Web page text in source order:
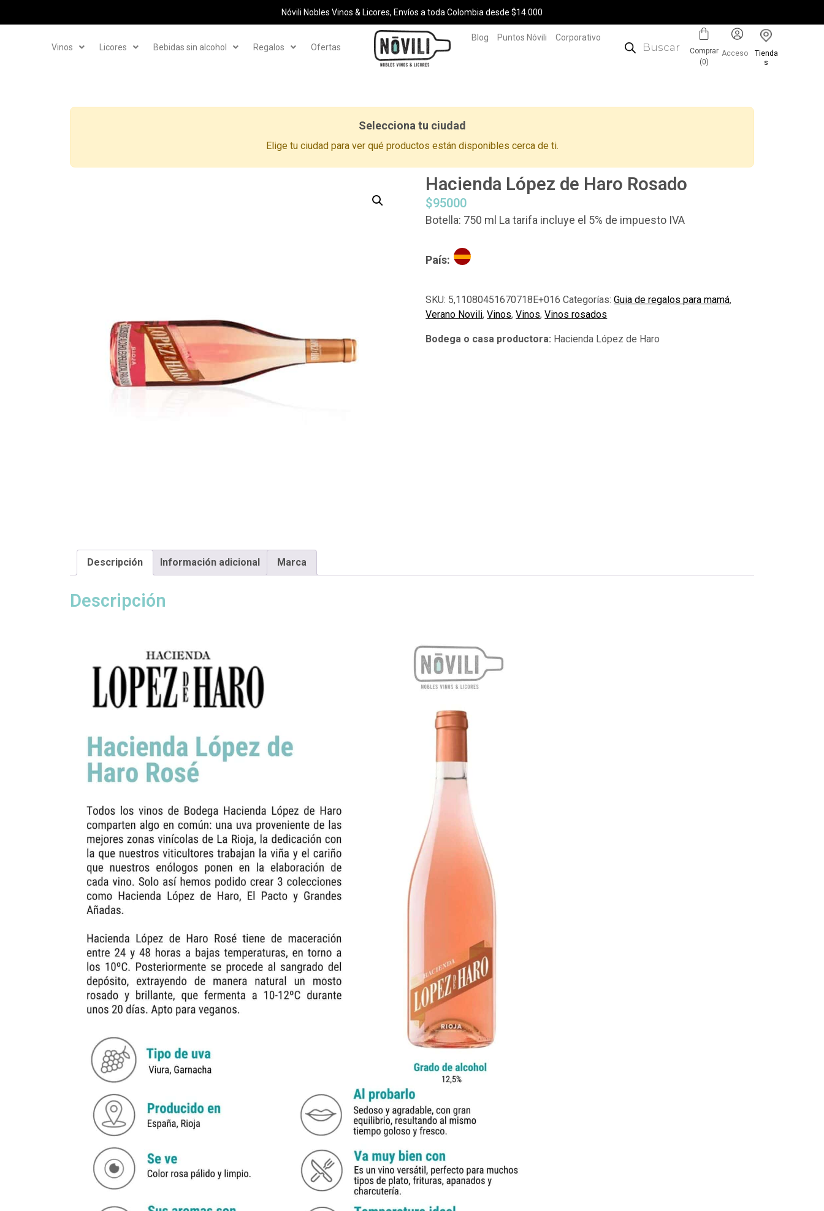
Nóvili Nobles Vinos & Licores, Envíos a toda Colombia desde $14.000
Vinos Licores Bebidas sin alcohol Regalos Ofertas
Blog Puntos Nóvili Corporativo
Comprar
(0)
Acceso
Tienda
s
Selecciona tu ciudad
Elige tu ciudad para ver qué productos están disponibles cerca de ti.
Hacienda López de Haro Rosado
$95000
Botella: 750 ml La tarifa incluye el 5% de impuesto IVA
País:
SKU: 5,11080451670718E+016 Categorías:Guia de regalos para mamá,
Verano Novili,Vinos,Vinos,Vinos rosados
Hacienda López de Haro
Descripción Información adicional Marca
Descripción